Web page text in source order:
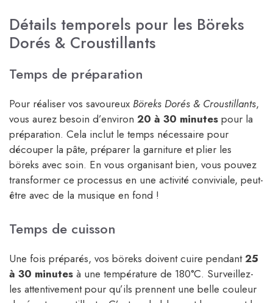
Détails temporels pour les Böreks
Dorés & Croustillants
Temps de préparation
Pour réaliser vos savoureux Böreks Dorés & Croustillants,
vous aurez besoin d’environ 20 à 30 minutes pour la
préparation. Cela inclut le temps nécessaire pour
découper la pâte, préparer la garniture et plier les
böreks avec soin. En vous organisant bien, vous pouvez
transformer ce processus en une activité conviviale, peut-
être avec de la musique en fond !
Temps de cuisson
Une fois préparés, vos böreks doivent cuire pendant25
à 30 minutes à une température de 180°C. Surveillez-
les attentivement pour qu’ils prennent une belle couleur